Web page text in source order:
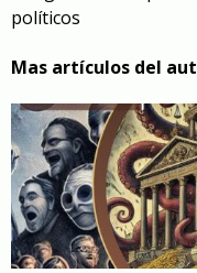
políticos
Mas artículos del